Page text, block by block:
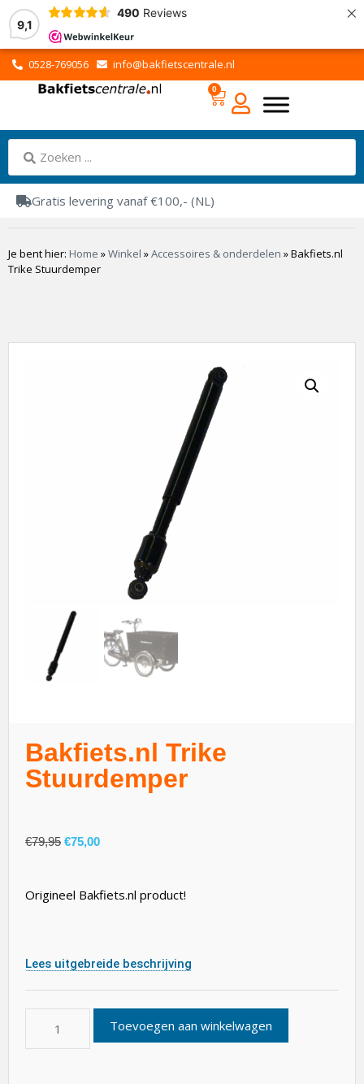
9,1
490 Reviews ×
0528-769056 info@bakfietscentrale.nl
0
Gratis levering vanaf €100,- (NL)
Je bent hier: Home »Winkel »Accessoires & onderdelen »Bakfiets.nl
Trike Stuurdemper
Bakfiets.nl Trike
Stuurdemper
€79,95 €75,00
Origineel Bakfiets.nl product!
Lees uitgebreide beschrijving
Toevoegen aan winkelwagen